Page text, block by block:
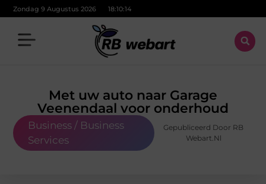
Zondag 9 Augustus 2026 18:10:16
Met uw auto naar Garage
Veenendaal voor onderhoud
Business / Business
Services
Gepubliceerd Door RB
Webart.nl